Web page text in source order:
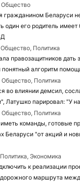
Общество
гражданином Беларуси
один его родитель имеет
Общество, Политика
правозащитников дать
алгоритм
Общество, Политика
во влиянии демсил,
Латушко парировал: "У
Общество, Политика
команды, готовые
Беларуси "от акций и
Политика, Экономика
к реализации
маршрута